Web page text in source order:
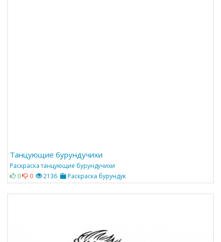
Танцующие бурундучихи
Раскраска танцующие бурундучихи
0
0 2136 Раскраска бурундук